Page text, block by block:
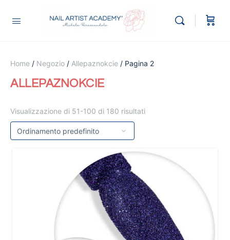
Home / Negozio / Allepaznokcie / Pagina 2
ALLEPAZNOKCIE
Visualizzazione di 51-100 di 180 risultati